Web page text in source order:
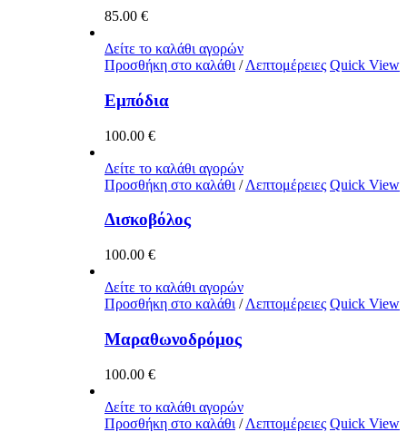
85.00 €
Δείτε το καλάθι αγορών
Προσθήκη στο καλάθι / Λεπτομέρειες Quick View
Εμπόδια
100.00 €
Δείτε το καλάθι αγορών
Προσθήκη στο καλάθι / Λεπτομέρειες Quick View
Δισκοβόλος
100.00 €
Δείτε το καλάθι αγορών
Προσθήκη στο καλάθι / Λεπτομέρειες Quick View
Μαραθωνοδρόμος
100.00 €
Δείτε το καλάθι αγορών
Προσθήκη στο καλάθι / Λεπτομέρειες Quick View